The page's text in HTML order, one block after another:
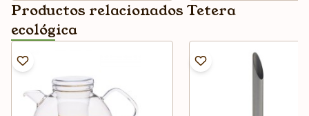
Productos relacionados Tetera
ecológica